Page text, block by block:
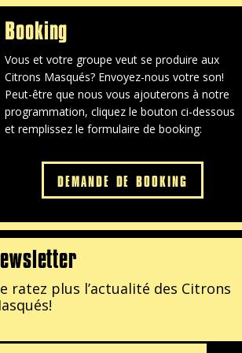
Booking
Vous et votre groupe veut se produire aux
Citrons Masqués? Envoyez-nous votre son!
Peut-être que nous vous ajouterons à notre
programmation, cliquez le bouton ci-dessous
et remplissez le formulaire de booking:
DEMANDE DE BOOKING
ratez plus l’actualité des Citrons